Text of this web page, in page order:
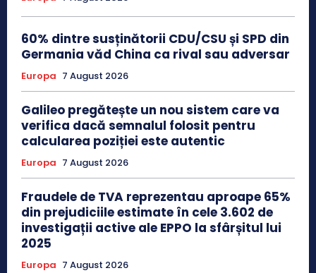
60% dintre susținătorii CDU/CSU și SPD din
Germania văd China ca rival sau adversar
Europa 7 August 2026
Galileo pregătește un nou sistem care va
verifica dacă semnalul folosit pentru
calcularea poziției este autentic
Europa 7 August 2026
Fraudele de TVA reprezentau aproape 65%
din prejudiciile estimate în cele 3.602 de
investigații active ale EPPO la sfârșitul lui
2025
Europa 7 August 2026